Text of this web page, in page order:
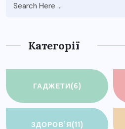
Категорії
ГАДЖЕТИ(6)
ЗДОРОВ’Я(11)